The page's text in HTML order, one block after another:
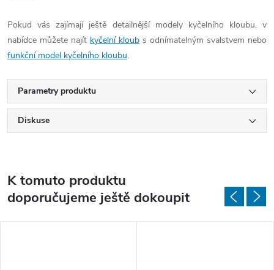
Pokud vás zajímají ještě detailnější modely kyčelního kloubu, v
nabídce můžete najít kyčelní kloub s odnímatelným svalstvem nebo
funkční model kyčelního kloubu.
Parametry produktu
Diskuse
K tomuto produktu
doporučujeme ještě dokoupit